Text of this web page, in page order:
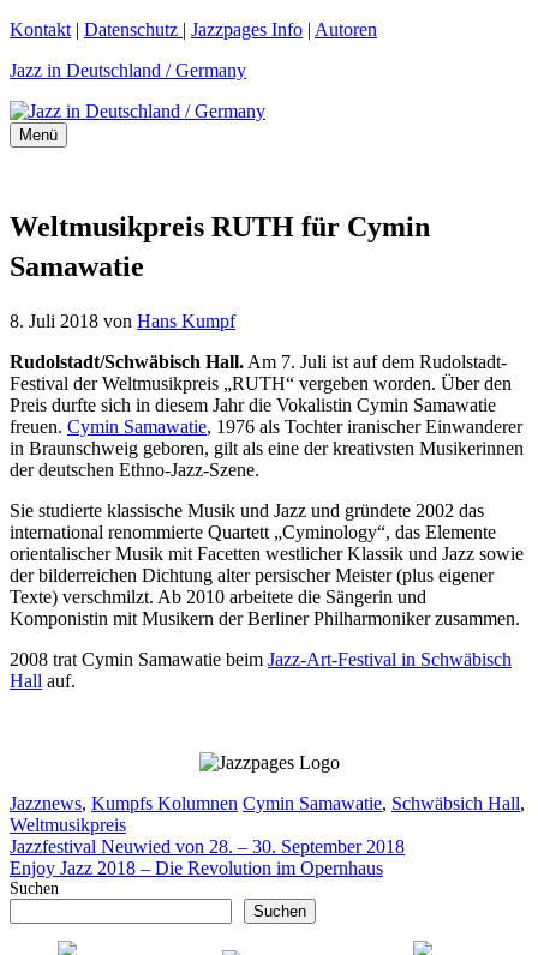
Zum
springen
Kontakt | Datenschutz | Jazzpages Info | Autoren
Jazz in Deutschland / Germany
Menü
Weltmusikpreis RUTH für Cymin
Samawatie
8. Juli 2018 von Hans Kumpf
Rudolstadt/Schwäbisch Hall. Am 7. Juli ist auf dem Rudolstadt-
Festival der Weltmusikpreis „RUTH“ vergeben worden. Über den
Preis durfte sich in diesem Jahr die Vokalistin Cymin Samawatie
freuen. Cymin Samawatie, 1976 als Tochter iranischer Einwanderer
in Braunschweig geboren, gilt als eine der kreativsten Musikerinnen
der deutschen Ethno-Jazz-Szene.
Sie studierte klassische Musik und Jazz und gründete 2002 das
international renommierte Quartett „Cyminology“, das Elemente
orientalischer Musik mit Facetten westlicher Klassik und Jazz sowie
der bilderreichen Dichtung alter persischer Meister (plus eigener
Texte) verschmilzt. Ab 2010 arbeitete die Sängerin und
Komponistin mit Musikern der Berliner Philharmoniker zusammen.
2008 trat Cymin Samawatie beim Jazz-Art-Festival in Schwäbisch
Hall auf.
Kategorien
Jazznews, Kumpfs Kolumnen Schlagwörter
Cymin Samawatie, Schwäbsich Hall,
Weltmusikpreis
Jazzfestival Neuwied von 28. – 30. September 2018
Enjoy Jazz 2018 – Die Revolution im Opernhaus
Suchen
Suchen